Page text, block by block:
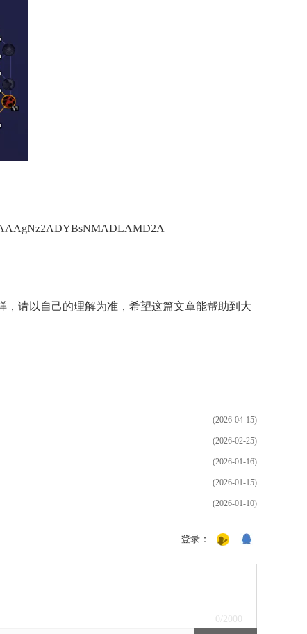
请以自己的理解为准，希望这篇文章能帮助到大
(2026-04-15)
(2026-02-25)
(2026-01-16)
(2026-01-15)
(2026-01-10)
登录：
0 /2000